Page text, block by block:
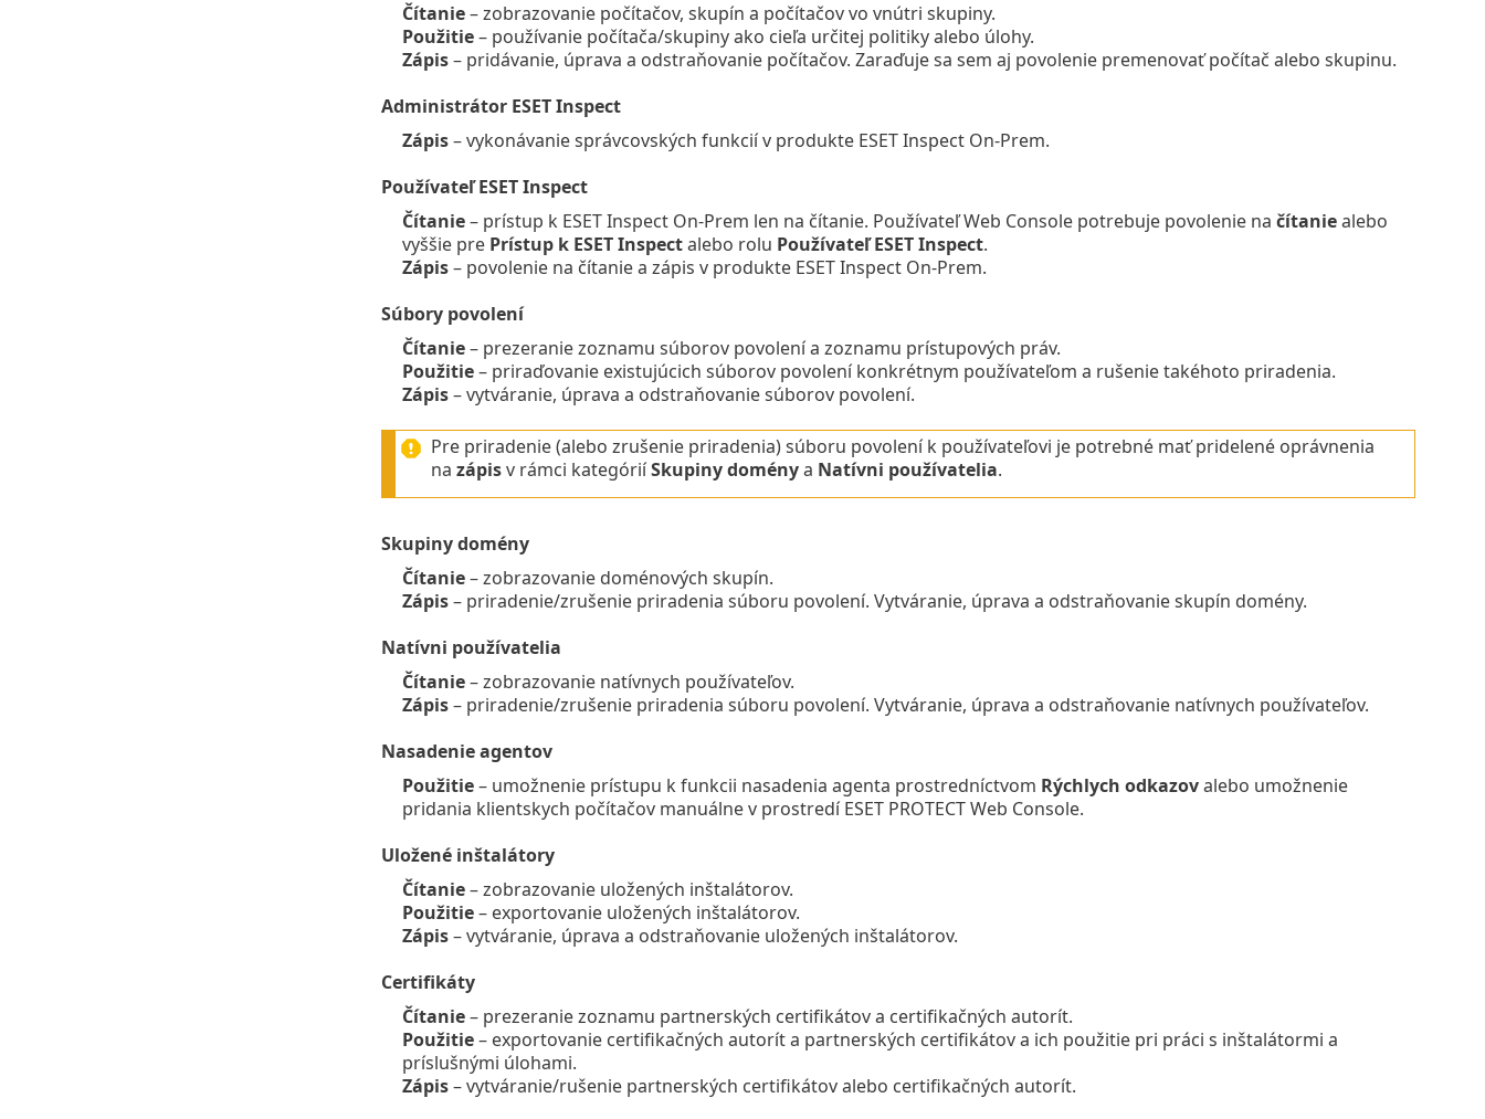
Čítanie– zobrazovanie počítačov, skupín a počítačov vo vnútri skupiny.
Použitie– používanie počítača/skupiny ako cieľa určitej politiky alebo úlohy.
Zápis– pridávanie, úprava a odstraňovanie počítačov. Zaraďuje sa sem aj povolenie premenovať počítač alebo skupinu.
Administrátor ESET Inspect
Zápis– vykonávanie správcovských funkcií v produkte ESET Inspect On-Prem.
Používateľ ESET Inspect
Čítanie– prístup k ESET Inspect On-Prem len na čítanie. Používateľ Web Console potrebuje povolenie na čítaniealebo
vyššie pre Prístup k ESET Inspectalebo rolu Používateľ ESET Inspect.
Zápis– povolenie na čítanie a zápis v produkte ESET Inspect On-Prem.
Súbory povolení
Čítanie– prezeranie zoznamu súborov povolení a zoznamu prístupových práv.
Použitie– priraďovanie existujúcich súborov povolení konkrétnym používateľom a rušenie takéhoto priradenia.
Zápis– vytváranie, úprava a odstraňovanie súborov povolení.
Pre priradenie (alebo zrušenie priradenia) súboru povolení k používateľovi je potrebné mať pridelené oprávnenia
na zápisv rámci kategóriíSkupiny doménya Natívni používatelia.
Skupiny domény
Čítanie– zobrazovanie doménových skupín.
Zápis– priradenie/zrušenie priradenia súboru povolení. Vytváranie, úprava a odstraňovanie skupín domény.
Natívni používatelia
Čítanie– zobrazovanie natívnych používateľov.
Zápis– priradenie/zrušenie priradenia súboru povolení. Vytváranie, úprava a odstraňovanie natívnych používateľov.
Nasadenie agentov
Použitie– umožnenie prístupu k funkcii nasadenia agenta prostredníctvom Rýchlych odkazovalebo umožnenie
pridania klientskych počítačov manuálne v prostredí ESET PROTECT Web Console.
Uložené inštalátory
Čítanie– zobrazovanie uložených inštalátorov.
Použitie– exportovanie uložených inštalátorov.
Zápis– vytváranie, úprava a odstraňovanie uložených inštalátorov.
Certifikáty
Čítanie– prezeranie zoznamu partnerských certifikátov a certifikačných autorít.
Použitie– exportovanie certifikačných autorít a partnerských certifikátov a ich použitie pri práci s inštalátormi a
príslušnými úlohami.
Zápis– vytváranie/rušenie partnerských certifikátov alebo certifikačných autorít.